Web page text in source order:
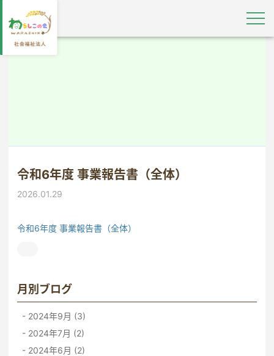
令和6年度 事業報告書（全体）
2026.01.29
令和6年度 事業報告書（全体）
月別ブログ
2024年9月 (3)
2024年7月 (2)
2024年6月 (2)